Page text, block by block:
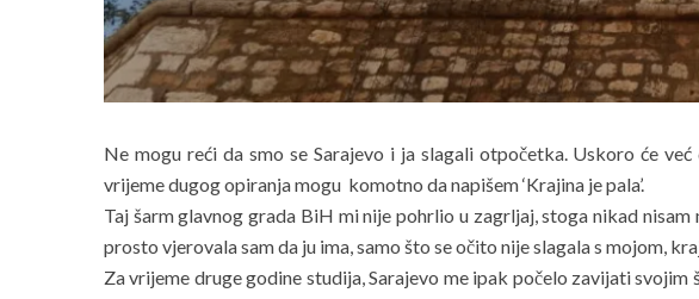
Ne mogu reći da smo se Sarajevo i ja slagali otpočetka. Uskoro će
vrijeme dugog opiranja mogu komotno da napišem ‘Krajina je pala’.
Taj šarm glavnog grada BiH mi nije pohrlio u zagrljaj, stoga nikad nisam
prosto vjerovala sam da ju ima, samo što se očito nije slagala s mojom,
Za vrijeme druge godine studija, Sarajevo me ipak počelo zavijati